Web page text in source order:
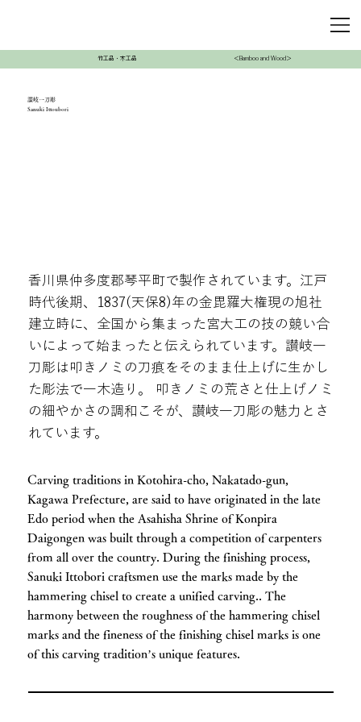
竹工品・木工品 ＜Bamboo and Wood＞
讃岐一刀彫
Sanuki Ittoubori
香川県仲多度郡琴平町で製作されています。江戸
時代後期、1837(天保8)年の金毘羅大権現の旭社
建立時に、全国から集まった宮大工の技の競い合
いによって始まったと伝えられています。讃岐一
刀彫は叩きノミの刀痕をそのまま仕上げに生かし
た彫法で一木造り。 叩きノミの荒さと仕上げノミ
の細やかさの調和こそが、讃岐一刀彫の魅力とさ
れています。
Carving traditions in Kotohira-cho, Nakatado-gun,
Kagawa Prefecture, are said to have originated in the late
Edo period when the Asahisha Shrine of Konpira
Daigongen was built through a competition of carpenters
from all over the country. During the finishing process,
Sanuki Ittobori craftsmen use the marks made by the
hammering chisel to create a unified carving.. The
harmony between the roughness of the hammering chisel
marks and the fineness of the finishing chisel marks is one
of this carving tradition’s unique features.